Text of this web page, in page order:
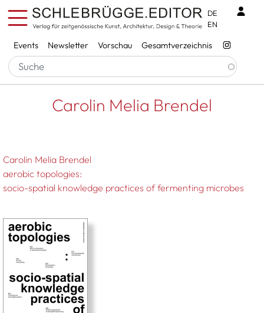
Direkt zum Inhalt
Services
Events Newsletter Vorschau Gesamtverzeichnis
DE
EN
Pfadnavigation
Startseite Carolin Melia Brendel
Carolin Melia Brendel
Carolin Melia Brendel
aerobic topologies:
socio-spatial knowledge practices of fermenting microbes